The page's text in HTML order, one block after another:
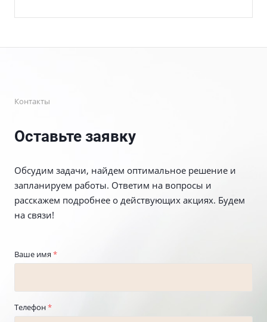
Контакты
Оставьте заявку
Обсудим задачи, найдем оптимальное решение и
запланируем работы. Ответим на вопросы и
расскажем подробнее о действующих акциях. Будем
на связи!
Ваше имя *
Телефон*